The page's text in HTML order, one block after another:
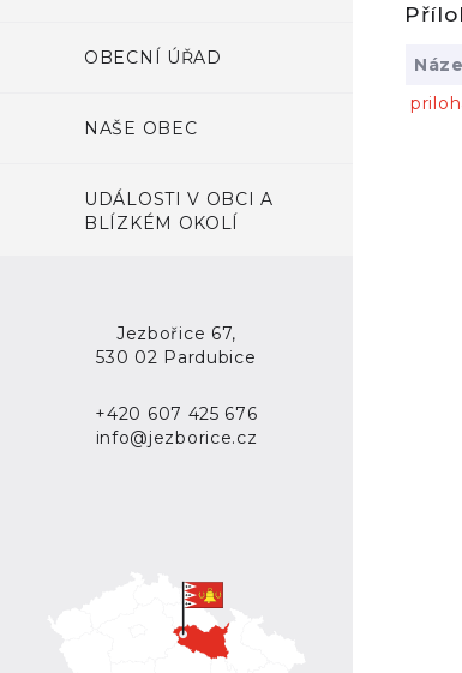
OBECNÍ ÚŘAD
NAŠE OBEC
UDÁLOSTI V OBCI A
BLÍZKÉM OKOLÍ
Jezbořice 67,
530 02 Pardubice
+420 607 425 676
info@jezborice.cz